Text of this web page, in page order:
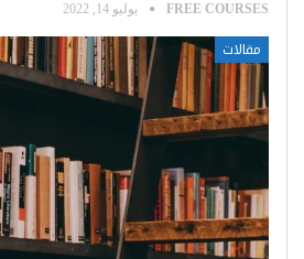
FREE COURSES يوليو 14, 2022
مقالات